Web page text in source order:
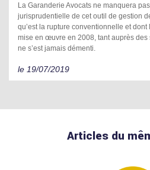
La Garanderie Avocats ne manquera
jurisprudentielle de cet outil de gestion
qu’est la rupture conventionnelle et
mise en œuvre en 2008, tant auprès
ne s’est jamais démenti.
le 19/07/2019
Articles du